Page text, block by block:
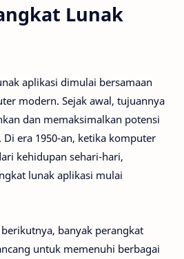
Lunak
aplikasi dimulai bersamaan
modern. Sejak awal, tujuannya
dan memaksimalkan potensi
era 1950-an, ketika komputer
kehidupan sehari-hari,
lunak aplikasi mulai
banyak perangkat
untuk memenuhi berbagai